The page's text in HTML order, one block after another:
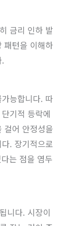
금리 인하 발
패턴을 이해하
능합니다. 따
기적 등락에
걸어 안정성을
. 장기적으로
는 점을 염두
니다. 시장이